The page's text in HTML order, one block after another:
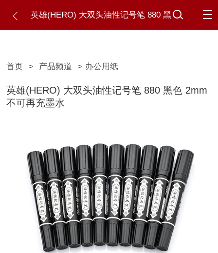
英雄(HERO) 大双头油性记号笔 880 黑
首页 > 产品频道 > 办公用纸
英雄(HERO) 大双头油性记号笔 880 黑色 2mm
不可再充墨水